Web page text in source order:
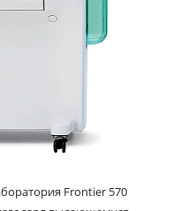
Frontier 570